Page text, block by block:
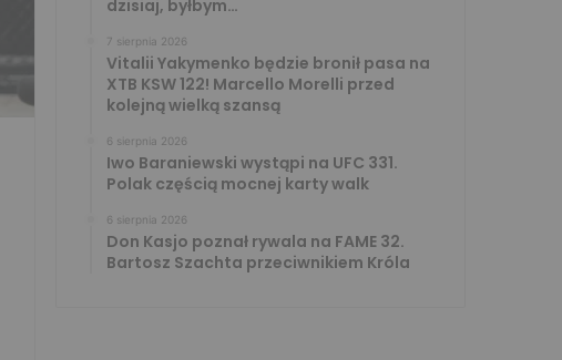
dzisiaj, byłbym…
7 sierpnia 2026
Vitalii Yakymenko będzie bronił pasa na
XTB KSW 122! Marcello Morelli przed
kolejną wielką szansą
6 sierpnia 2026
Iwo Baraniewski wystąpi na UFC 331.
Polak częścią mocnej karty walk
6 sierpnia 2026
Don Kasjo poznał rywala na FAME 32.
Bartosz Szachta przeciwnikiem Króla